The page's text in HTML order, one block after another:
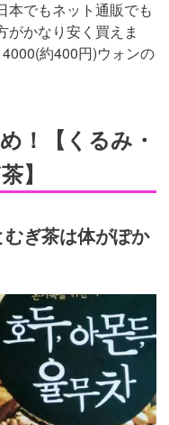
本でもネット通販でも
がかなり安く買えま
約400円)ウォンの
！【くるみ・
】
ぎ茶は体がぽか